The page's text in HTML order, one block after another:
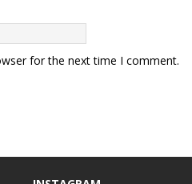
for the next time I comment.